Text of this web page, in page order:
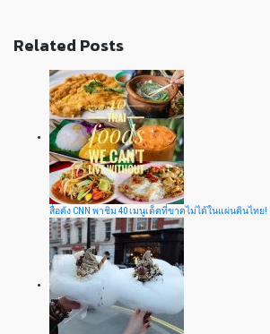
Related Posts
สื่อดัง CNN พาชิม 40 เมนูเด็ดที่ขาดไม่ได้ในแผ่นดินไทย!